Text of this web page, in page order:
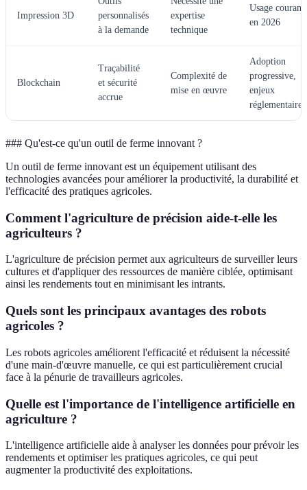
Impression 3D
personnalisés
à la demande
expertise
technique
Usage courant
en 2026
Blockchain
Traçabilité
et sécurité
accrue
Complexité de
mise en œuvre
Adoption
progressive,
enjeux
réglementaires
### Qu'est-ce qu'un outil de ferme innovant ?
Un outil de ferme innovant est un équipement utilisant des
technologies avancées pour améliorer la productivité, la durabilité et
l'efficacité des pratiques agricoles.
Comment l'agriculture de précision aide-t-elle les
agriculteurs ?
L'agriculture de précision permet aux agriculteurs de surveiller leurs
cultures et d'appliquer des ressources de manière ciblée, optimisant
ainsi les rendements tout en minimisant les intrants.
Quels sont les principaux avantages des robots
agricoles ?
Les robots agricoles améliorent l'efficacité et réduisent la nécessité
d'une main-d'œuvre manuelle, ce qui est particulièrement crucial
face à la pénurie de travailleurs agricoles.
Quelle est l'importance de l'intelligence artificielle en
agriculture ?
L'intelligence artificielle aide à analyser les données pour prévoir les
rendements et optimiser les pratiques agricoles, ce qui peut
augmenter la productivité des exploitations.